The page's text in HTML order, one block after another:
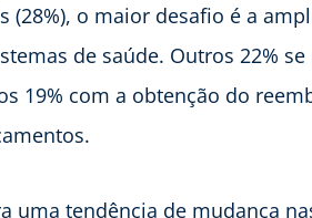
(28%), o maior desafio é a
de saúde. Outros 22%
19% com a obtenção do
uma tendência de mudança